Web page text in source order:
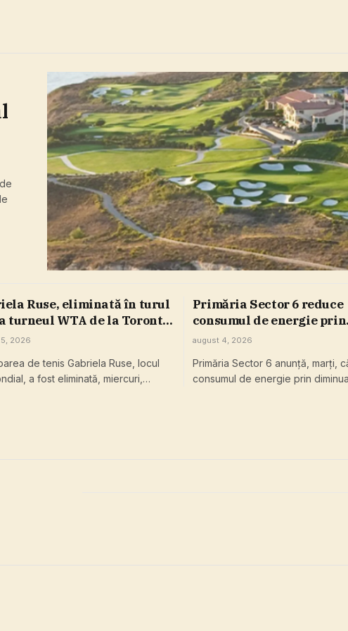
Ruse, eliminată în turul
turneul WTA de la Toronto.
va primi pentru
2026
de tenis Gabriela Ruse, locul
a fost eliminată, miercuri,…
Primăria Sector 6 reduce
consumul de energie prin
diminuarea intensităţii
parte a parcurilor şi
joacă / LISTA zonelor
august 4, 2026
Primăria Sector 6 anunţă, marţi,
consumul de energie prin